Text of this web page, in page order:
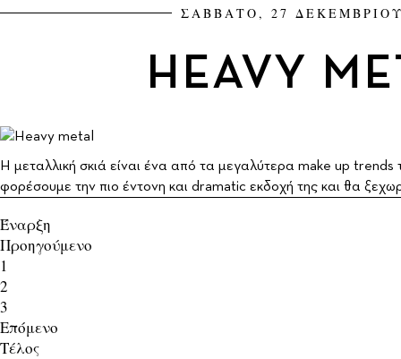
ΣΑΒΒΑΤΟ, 27
ΗEAVY
Η μεταλλική σκιά είναι ένα από τα μεγαλύτερα make up
φορέσουμε την πιο έντονη και dramatic εκδοχή της και θα
Έναρξη
Προηγούμενο
1
2
3
Επόμενο
Τέλος